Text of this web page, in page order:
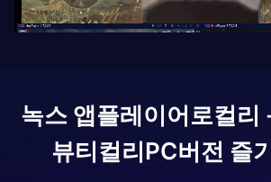
녹스 앱플레이어로컬리
뷰티컬리PC버전 즐